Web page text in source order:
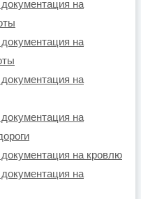
на
на
на
на
на кровлю
на